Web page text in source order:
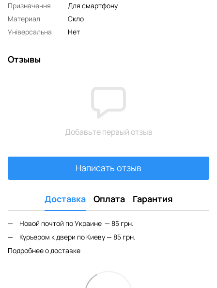
Призначення
Для смартфону
Материал
Скло
Універсальна
Нет
Отзывы
Добавьте первый отзыв
Написать отзыв
Доставка Оплата Гарантия
Новой почтой по Украине — 85 грн.
Курьером к двери по Киеву — 85 грн.
Подробнее о доставке